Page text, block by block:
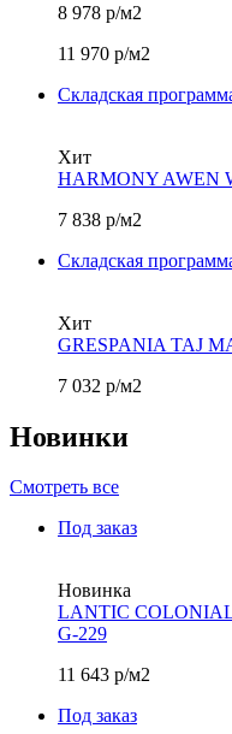
8 978 р/м2
11 970 р/м2
Складская
Хит
HARMONY AWEN
7 838 р/м2
Складская
Хит
GRESPANIA TAJ
7 032 р/м2
Новинки
Смотреть все
Под заказ
Новинка
LANTIC COLONIAL
G-229
11 643 р/м2
Под заказ